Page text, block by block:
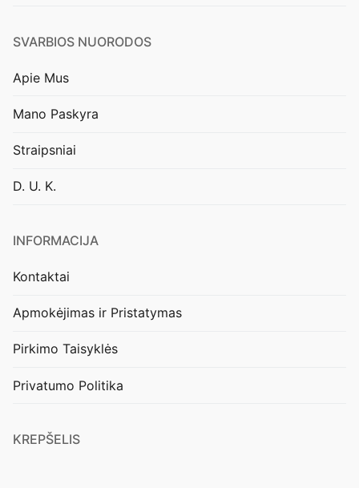
SVARBIOS NUORODOS
Apie Mus
Mano Paskyra
Straipsniai
D. U. K.
INFORMACIJA
Kontaktai
Apmokėjimas ir Pristatymas
Pirkimo Taisyklės
Privatumo Politika
KREPŠELIS